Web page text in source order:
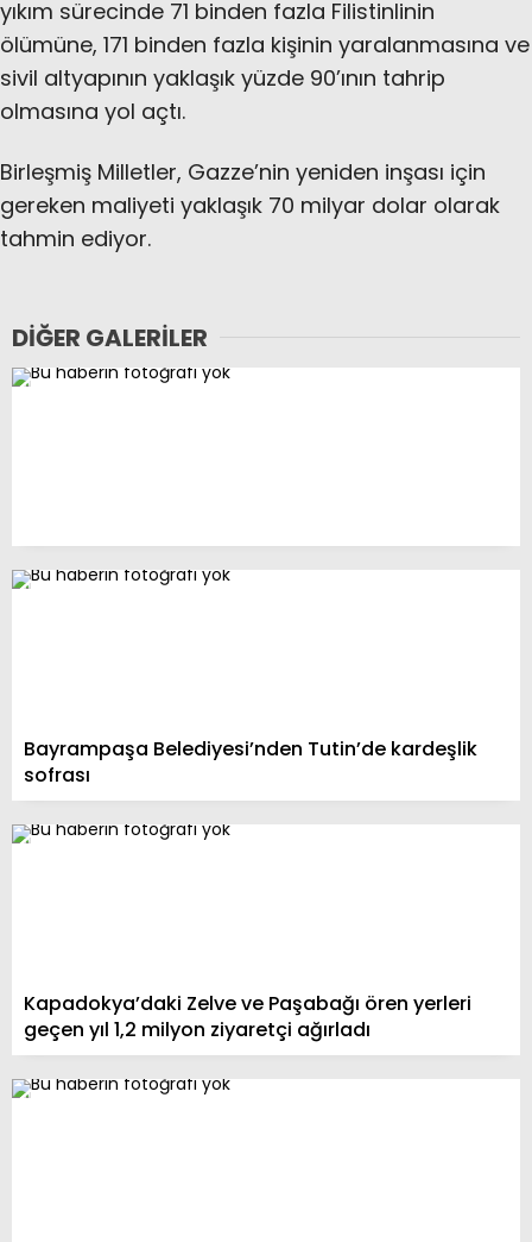
yıkım sürecinde 71 binden fazla Filistinlinin
ölümüne, 171 binden fazla kişinin yaralanmasına ve
sivil altyapının yaklaşık yüzde 90’ının tahrip
olmasına yol açtı.
Birleşmiş Milletler, Gazze’nin yeniden inşası için
gereken maliyeti yaklaşık 70 milyar dolar olarak
tahmin ediyor.
DIĞER GALERILER
Bayrampaşa Belediyesi’nden Tutin’de kardeşlik
sofrası
Kapadokya’daki Zelve ve Paşabağı ören yerleri
geçen yıl 1,2 milyon ziyaretçi ağırladı